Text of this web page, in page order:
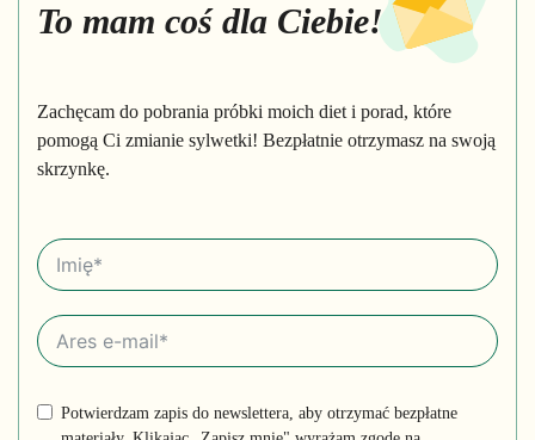
To mam coś dla Ciebie!
Zachęcam do pobrania próbki moich diet i porad, które
pomogą Ci zmianie sylwetki! Bezpłatnie otrzymasz na swoją
skrzynkę.
Potwierdzam zapis do newslettera, aby otrzymać bezpłatne